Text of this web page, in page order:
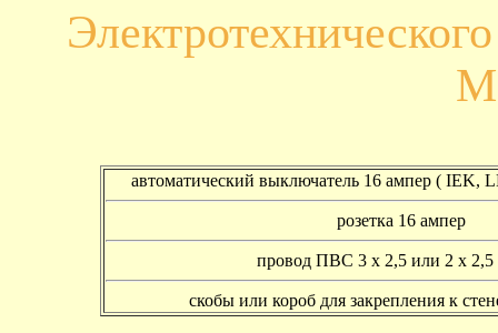
автоматический выключатель 16 ампер (
розетка 16 ампер
провод ПВС 3 х 2,5 или 2 х 2,5
скобы или короб для закрепления к